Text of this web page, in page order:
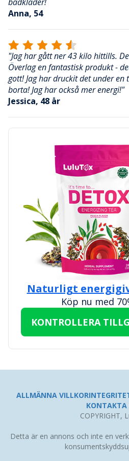
Anna, 54
"Jag har gått ner 43 kilo hittills.
Överlag en fantastisk produkt -
gott! Jag har druckit det under
borta! Jag har också mer energi!"
Jessica, 48 år
Naturligt
Köp nu med
KONTROLLERA
ALLMÄNNA VILLKOR
KONTAKTA
COPYRIGHT,
Detta är en annons och inte en